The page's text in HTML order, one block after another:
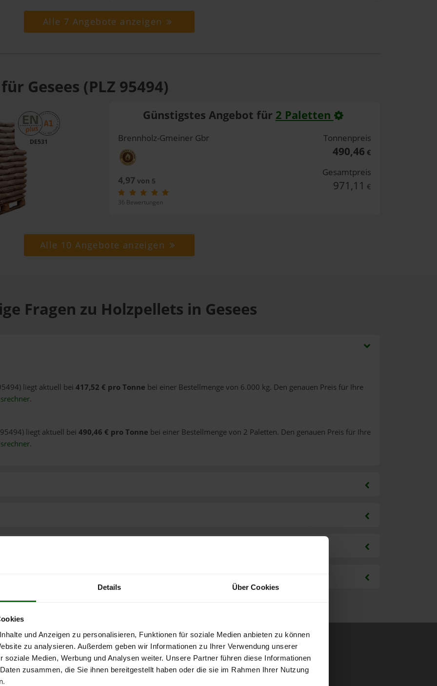
Details Über Cookies
und Anzeigen zu personalisieren, Funktionen für soziale Medien anbieten zu können
zu analysieren. Außerdem geben wir Informationen zu Ihrer Verwendung unserer
soziale Medien, Werbung und Analysen weiter. Unsere Partner führen diese Informationen
zusammen, die Sie ihnen bereitgestellt haben oder die sie im Rahmen Ihrer Nutzung
Alle 7 Angebote anzeigen
Gesees (PLZ 95494)
DE531
Günstigstes Angebot für 2 Paletten
Brennholz-Gmeiner Gbr
4,97von 5
36 Bewertungen
Tonnenpreis
490,46 €
Gesamtpreis
971,11 €
Alle 10 Angebote anzeigen
Fragen zu Holzpellets in Gesees
liegt aktuell bei 417,52 € pro Tonne bei einer Bestellmenge von 6.000 kg. Den genauen Preis für Ihre
.
liegt aktuell bei 490,46 € pro Tonne bei einer Bestellmenge von 2 Paletten. Den genauen Preis für Ihre
.
kostenlose